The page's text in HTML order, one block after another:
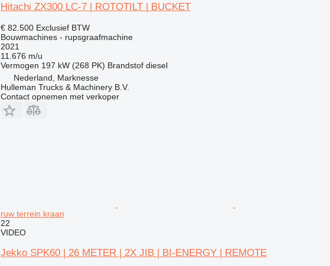
Hitachi ZX300 LC-7 | ROTOTILT | BUCKET
€ 82.500 Exclusief BTW
Bouwmachines - rupsgraafmachine
2021
11.676 m/u
Vermogen 197 kW (268 PK) Brandstof diesel
Nederland, Marknesse
Hulleman Trucks & Machinery B.V.
Contact opnemen met verkoper
ruw terrein kraan
22
VIDEO
Jekko SPK60 | 26 METER | 2X JIB | BI-ENERGY | REMOTE